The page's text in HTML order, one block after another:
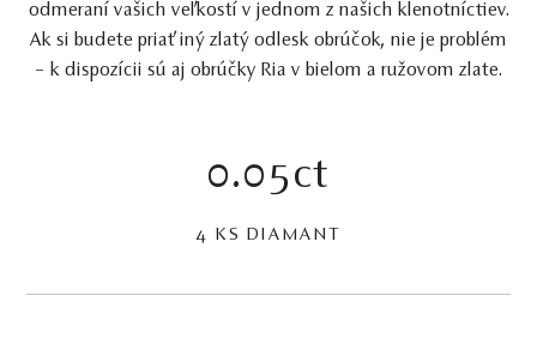
odmeraní vašich veľkostí v jednom z našich klenotníctiev.
Ak si budete priať iný zlatý odlesk obrúčok, nie je problém
– k dispozícii sú aj obrúčky Ria v bielom a ružovom zlate.
0.05ct
4 KS DIAMANT